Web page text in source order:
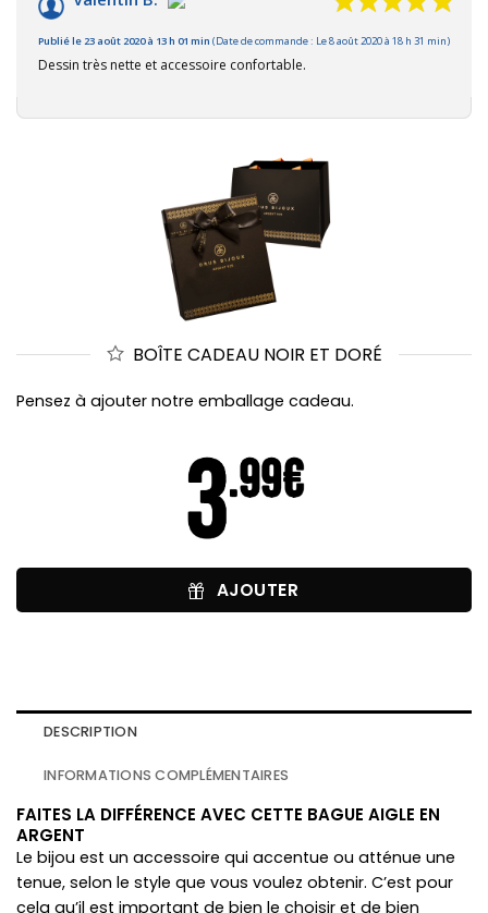
Publié le 23 août 2020 à 13 h 01 min (Date de commande : Le 8 août 2020 à 18 h 31 min)
Dessin très nette et accessoire confortable.
BOÎTE CADEAU NOIR ET DORÉ
Pensez à ajouter notre emballage cadeau.
AJOUTER
DESCRIPTION
INFORMATIONS COMPLÉMENTAIRES
FAITES LA DIFFÉRENCE AVEC CETTE BAGUE AIGLE EN
ARGENT
Le bijou est un accessoire qui accentue ou atténue une
tenue, selon le style que vous voulez obtenir. C’est pour
cela qu’il est important de bien le choisir et de bien